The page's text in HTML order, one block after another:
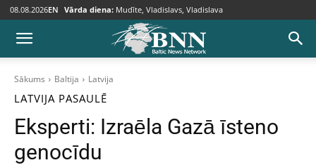
08.08.2026EN Vārda diena: Mudīte, Vladislavs, Vladislava
Sākums Baltija Latvija
LATVIJA PASAULĒ
Eksperti: Izraēla Gazā īsteno
genocīdu